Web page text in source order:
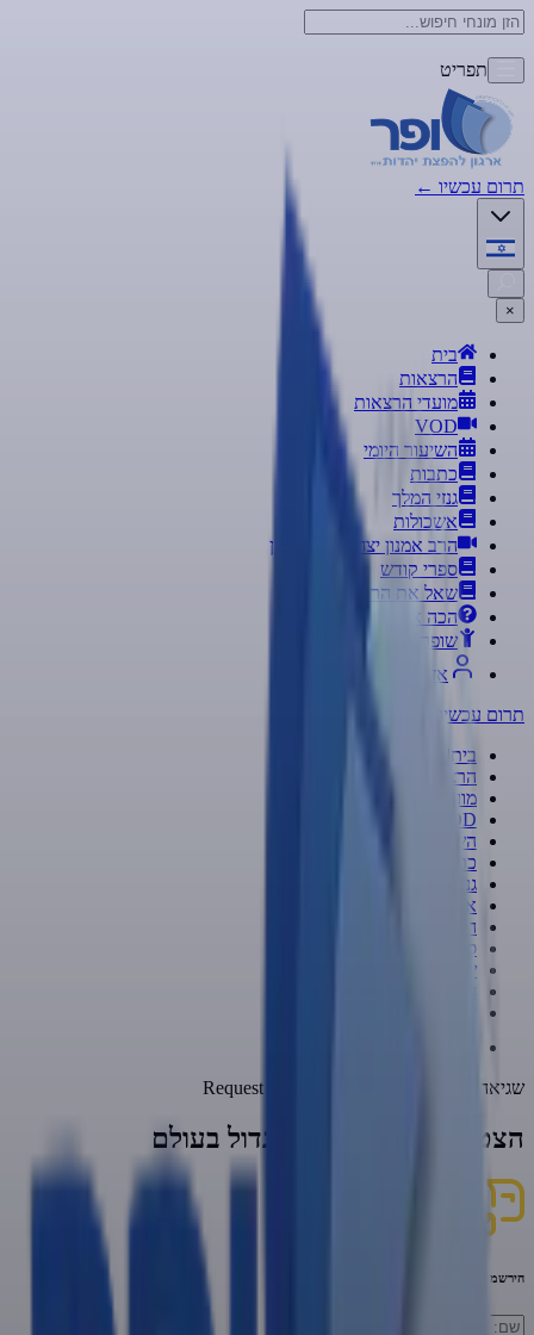
תפריט
תרום עכשיו ←
×
בית
הרצאות
מועדי הרצאות
VOD
השיעור היומי
כתבות
גנזי המלך
אשכולות
הרב אמנון יצחק ב-70 לשון
ספרי קודש
שאל את הרב
הכה את המומחה
שופר
אזור אישי
תרום עכשיו
בית
הרצאות
מועדי הרצאות
VOD
השיעור היומי
כתבות
גנזי המלך
אשכולות
הרב אמנון יצחק ב-70 לשון
ספרי קודש
שאל את הרב
שגיאה:
Request failed with status code 404
הצטרפו לזיכוי הרבים הגדול בעולם
הירשמו לניוזילטר